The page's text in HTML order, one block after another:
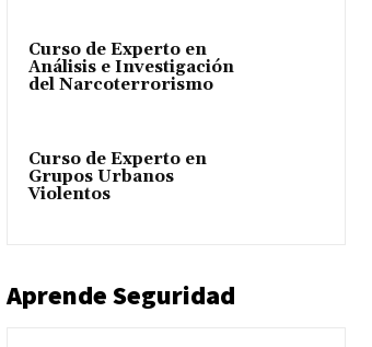
Curso de Experto en
Análisis e Investigación
del Narcoterrorismo
Curso de Experto en
Grupos Urbanos
Violentos
Aprende Seguridad